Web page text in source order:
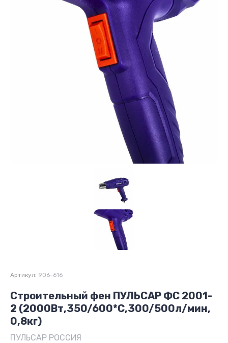
Артикул: 906-616
Строительный фен ПУЛЬСАР ФС 2001-
2 (2000Вт,350/600*C,300/500л/мин,
0,8кг)
ПУЛЬСАР РОССИЯ